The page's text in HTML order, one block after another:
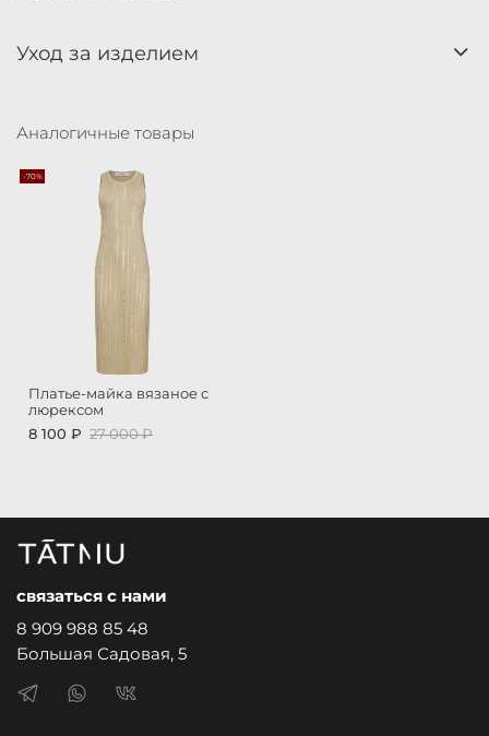
Уход за изделием
Аналогичные товары
-70%
Платье-майка вязаное с
люрексом
8 100 ₽ 27 000 ₽
связаться с нами
8 909 988 85 48
Большая Садовая, 5